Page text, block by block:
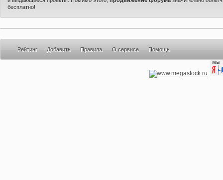
бесплатно!
Рейтинг Добавить Правила О сервисе Помощь